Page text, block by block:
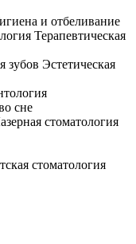
и отбеливание
Терапевтическая
Эстетическая
сне
стоматология
стоматология